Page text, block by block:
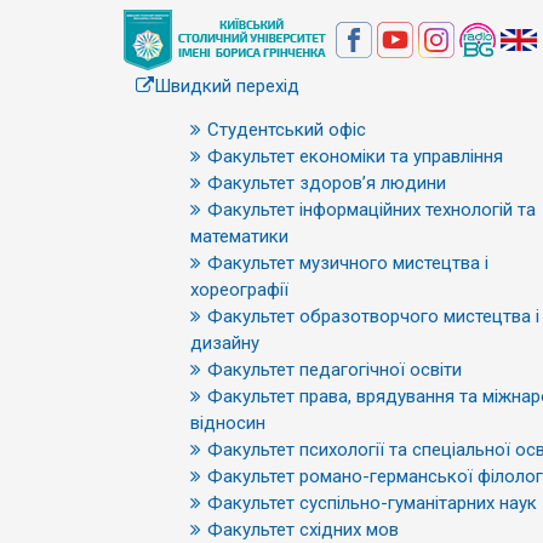
Швидкий перехід
Студентський офіс
Факультет економіки та управління
Факультет здоров’я людини
Факультет інформаційних технологій та
математики
Факультет музичного мистецтва і
хореографії
Факультет образотворчого мистецтва і
дизайну
Факультет педагогічної освіти
Факультет права, врядування та
відносин
Факультет психології та спеціальної
Факультет романо-германської
Факультет суспільно-гуманітарних наук
Факультет східних мов